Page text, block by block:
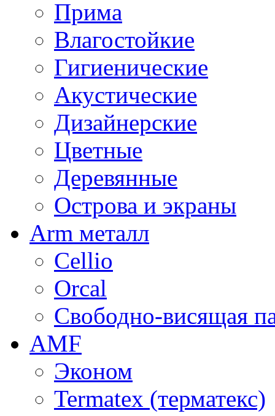
Прима
Влагостойкие
Гигиенические
Акустические
Дизайнерские
Цветные
Деревянные
Острова и экраны
Arm металл
Cellio
Orcal
Свободно-висящая
AMF
Эконом
Termatex (терматекс)